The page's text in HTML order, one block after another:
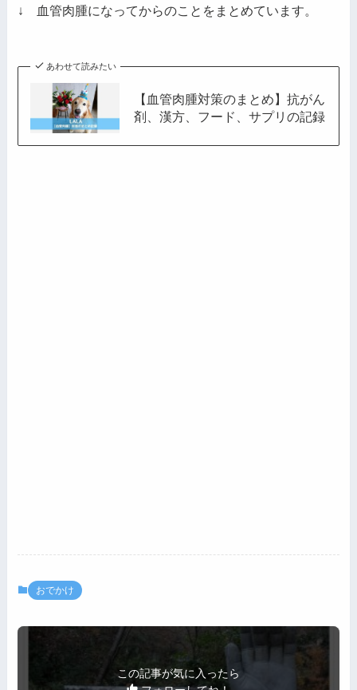
レ
↓ 血管肉腫になってからのことをまとめています。
あわせて読みたい
【血管肉腫対策のまとめ】抗がん
剤、漢方、フード、サプリの記録
おでかけ
この記事が気に入ったら